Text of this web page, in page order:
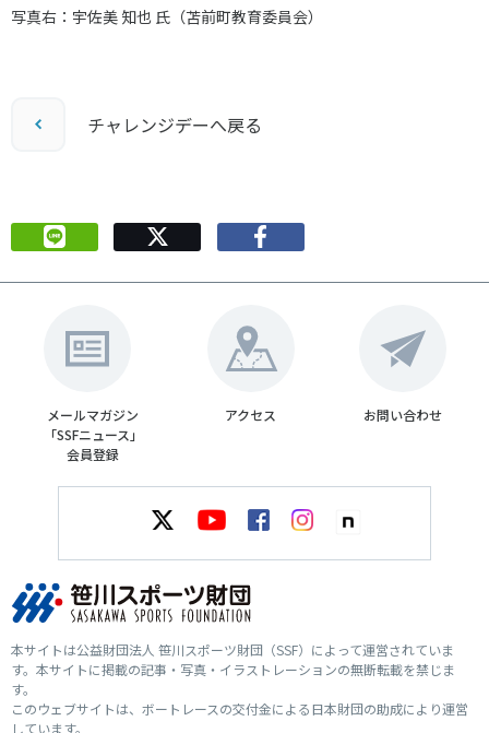
写真右：宇佐美 知也 氏（苫前町教育委員会）
チャレンジデーへ戻る
メールマガジン
「SSFニュース」
会員登録
アクセス お問い合わせ
本サイトは公益財団法人 笹川スポーツ財団（SSF）によって運営されていま
す。本サイトに掲載の記事・写真・イラストレーションの無断転載を禁じま
す。
このウェブサイトは、ボートレースの交付金による日本財団の助成により運営
しています。